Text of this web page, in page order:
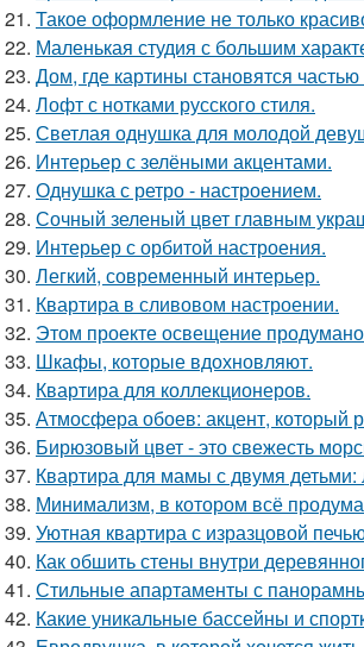
21. Такое оформление не только
22. Маленькая студия с большим
23. Дом, где картины становятся
24. Лофт с нотками русского стиля.
25. Светлая однушка для молодой
26. Интерьер с зелёными акцентами.
27. Однушка с ретро - настроением.
28. Сочный зеленый цвет главным
29. Интерьер с орбитой настроения.
30. Легкий, современный интерьер.
31. Квартира в сливовом настроении.
32. Этом проекте освещение
33. Шкафы, которые вдохновляют.
34. Квартира для коллекционеров.
35. Атмосфера обоев: акцент, который
36. Бирюзовый цвет - это свежесть
37. Квартира для мамы с двумя
38. Минимализм, в котором всё
39. Уютная квартира с изразцовой
40. Как обшить стены внутри
41. Стильные апартаменты с
42. Какие уникальные бассейны и